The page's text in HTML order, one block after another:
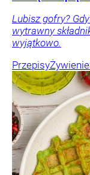
Lubisz gofry?
wytrawny
wyjątkowo.
PrzepisyŻywienie